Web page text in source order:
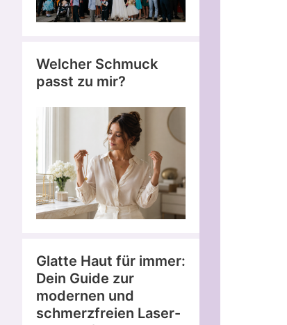
Welcher Schmuck
passt zu mir?
Glatte Haut für immer:
Dein Guide zur
modernen und
schmerzfreien Laser-